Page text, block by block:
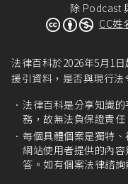
除 Podcast
CC姓
法律百科於2026年5月1
援引資料，是否與現行法
法律百科是分享知識
務，故無法負保證責任
每個具體個案是獨特
網站使用者提供的內
答。如有個案法律諮